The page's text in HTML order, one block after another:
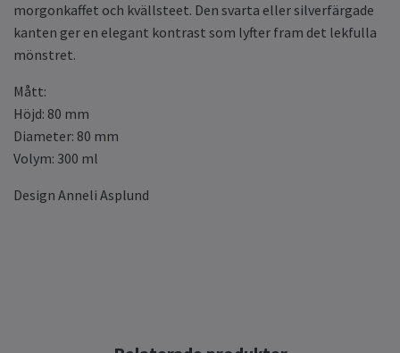
morgonkaffet och kvällsteet. Den svarta eller silverfärgade
kanten ger en elegant kontrast som lyfter fram det lekfulla
mönstret.
Mått:
Höjd: 80 mm
Diameter: 80 mm
Volym: 300 ml
Design Anneli Asplund